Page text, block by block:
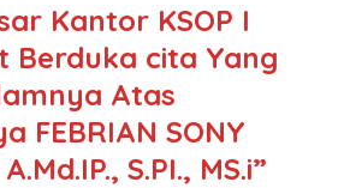
Kantor KSOP I
Berduka cita Yang
Atas
FEBRIAN SONY
S.PI., MS.i”